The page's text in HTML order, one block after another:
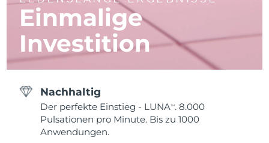
Einmalige
Investition
Nachhaltig
Der perfekte Einstieg - LUNATM . 8.000
Pulsationen pro Minute. Bis zu 1000
Anwendungen.